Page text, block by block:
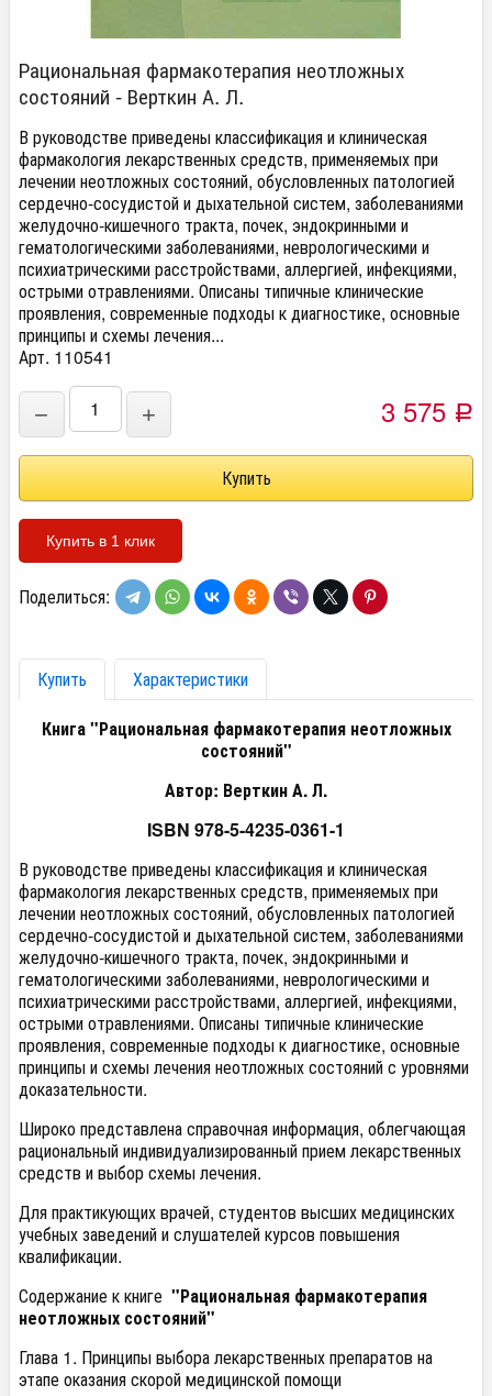
Рациональная фармакотерапия неотложных
состояний - Верткин А. Л.
В руководстве приведены классификация и клиническая
фармакология лекарственных средств, применяемых при
лечении неотложных состояний, обусловленных патологией
сердечно-сосудистой и дыхательной систем, заболеваниями
желудочно-кишечного тракта, почек, эндокринными и
гематологическими заболеваниями, неврологическими и
психиатрическими расстройствами, аллергией, инфекциями,
острыми отравлениями. Описаны типичные клинические
проявления, современные подходы к диагностике, основные
принципы и схемы лечения...
Арт. 110541
− + 3 575 Р
Купить в 1 клик
Поделиться:
Купить
Характеристики
Книга "Рациональная фармакотерапия неотложных
состояний"
Автор: Верткин А. Л.
ISBN 978-5-4235-0361-1
В руководстве приведены классификация и клиническая
фармакология лекарственных средств, применяемых при
лечении неотложных состояний, обусловленных патологией
сердечно-сосудистой и дыхательной систем, заболеваниями
желудочно-кишечного тракта, почек, эндокринными и
гематологическими заболеваниями, неврологическими и
психиатрическими расстройствами, аллергией, инфекциями,
острыми отравлениями. Описаны типичные клинические
проявления, современные подходы к диагностике, основные
принципы и схемы лечения неотложных состояний с уровнями
доказательности.
Широко представлена справочная информация, облегчающая
рациональный индивидуализированный прием лекарственных
средств и выбор схемы лечения.
Для практикующих врачей, студентов высших медицинских
учебных заведений и слушателей курсов повышения
квалификации.
Содержание к книге "Рациональная фармакотерапия
неотложных состояний"
Глава 1. Принципы выбора лекарственных препаратов на
этапе оказания скорой медицинской помощи